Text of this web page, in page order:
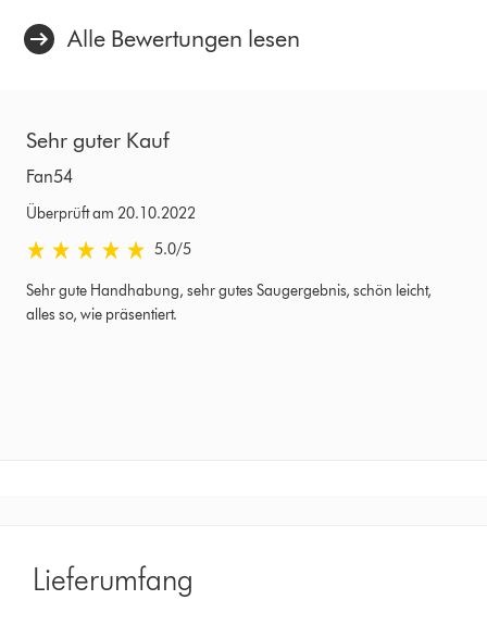
Alle Bewertungen lesen
Sehr guter Kauf
Fan54
Überprüft am 20.10.2022
5.0 von 5 Sternen in Überprüft am 20.10.2022 Bewertungen
5.0/5
Sehr gute Handhabung, sehr gutes Saugergebnis, schön leicht,
alles so, wie präsentiert.
Lieferumfang